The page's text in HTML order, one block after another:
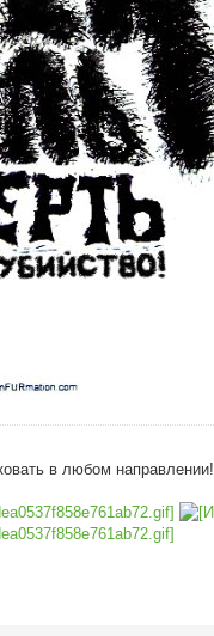
в любом направлении!